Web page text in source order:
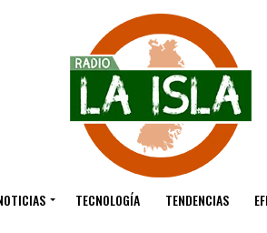
TECNOLOGÍA TENDENCIAS